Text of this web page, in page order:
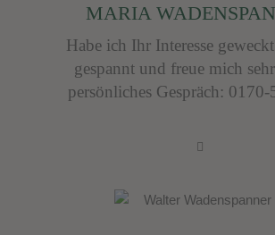
MARIA
Habe ich Ihr Interesse
gespannt und freue mich
persönliches Gespräch: